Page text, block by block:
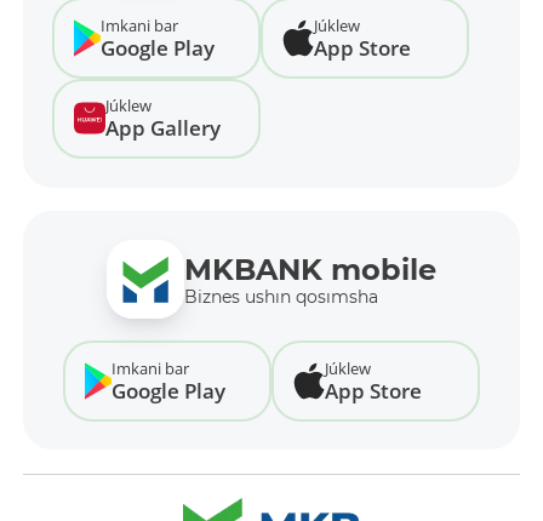
Imkani bar
Google Play
Júklew
App Store
Júklew
App Gallery
MKBANK mobile
Biznes ushın qosımsha
Imkani bar
Google Play
Júklew
App Store